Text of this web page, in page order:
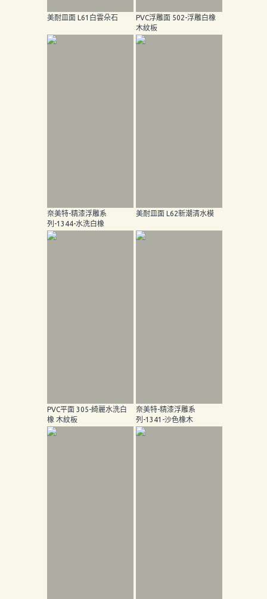
美耐皿面 L61白雲朵石
PVC浮雕面 502-浮雕白橡
木紋板
奈美特-精漆浮雕系
列-1344-水洗白橡
美耐皿面 L62新潮清水模
PVC平面 305-綺麗水洗白
橡 木紋板
奈美特-精漆浮雕系
列-1341-沙色橡木